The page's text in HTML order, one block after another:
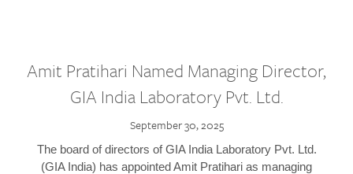
Amit Pratihari Named Managing Director,
GIA India Laboratory Pvt. Ltd.
September 30, 2025
The board of directors of GIA India Laboratory Pvt. Ltd.
(GIA India) has appointed Amit Pratihari as managing